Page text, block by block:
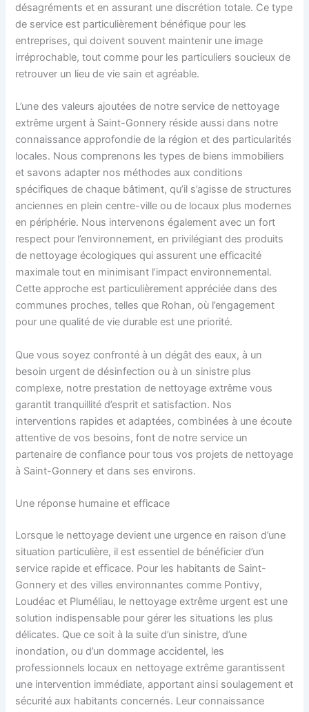
désagréments et en assurant une discrétion totale. Ce type
de service est particulièrement bénéfique pour les
entreprises, qui doivent souvent maintenir une image
irréprochable, tout comme pour les particuliers soucieux de
retrouver un lieu de vie sain et agréable.
L’une des valeurs ajoutées de notre service de nettoyage
extrême urgent à Saint-Gonnery réside aussi dans notre
connaissance approfondie de la région et des particularités
locales. Nous comprenons les types de biens immobiliers
et savons adapter nos méthodes aux conditions
spécifiques de chaque bâtiment, qu’il s’agisse de structures
anciennes en plein centre-ville ou de locaux plus modernes
en périphérie. Nous intervenons également avec un fort
respect pour l’environnement, en privilégiant des produits
de nettoyage écologiques qui assurent une efficacité
maximale tout en minimisant l’impact environnemental.
Cette approche est particulièrement appréciée dans des
communes proches, telles que Rohan, où l’engagement
pour une qualité de vie durable est une priorité.
Que vous soyez confronté à un dégât des eaux, à un
besoin urgent de désinfection ou à un sinistre plus
complexe, notre prestation de nettoyage extrême vous
garantit tranquillité d’esprit et satisfaction. Nos
interventions rapides et adaptées, combinées à une écoute
attentive de vos besoins, font de notre service un
partenaire de confiance pour tous vos projets de nettoyage
à Saint-Gonnery et dans ses environs.
Une réponse humaine et efficace
Lorsque le nettoyage devient une urgence en raison d’une
situation particulière, il est essentiel de bénéficier d’un
service rapide et efficace. Pour les habitants de Saint-
Gonnery et des villes environnantes comme Pontivy,
Loudéac et Pluméliau, le nettoyage extrême urgent est une
solution indispensable pour gérer les situations les plus
délicates. Que ce soit à la suite d’un sinistre, d’une
inondation, ou d’un dommage accidentel, les
professionnels locaux en nettoyage extrême garantissent
une intervention immédiate, apportant ainsi soulagement et
sécurité aux habitants concernés. Leur connaissance